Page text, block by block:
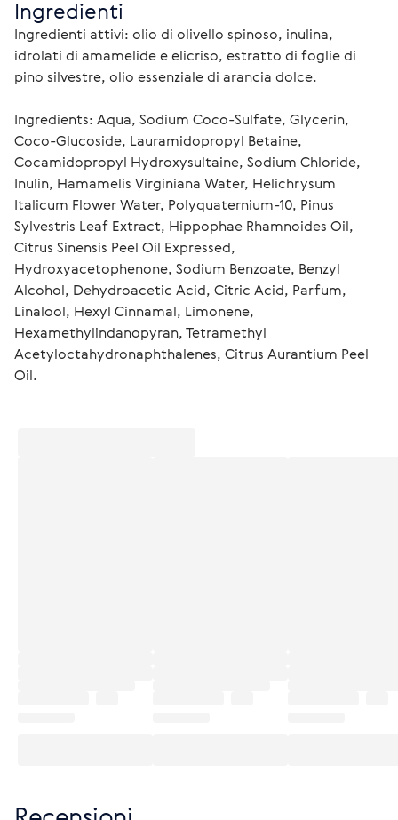
Ingredienti
Ingredienti attivi: olio di olivello spinoso, inulina,
idrolati di amamelide e elicriso, estratto di foglie di
pino silvestre, olio essenziale di arancia dolce.
Ingredients: Aqua, Sodium Coco-Sulfate, Glycerin,
Coco-Glucoside, Lauramidopropyl Betaine,
Cocamidopropyl Hydroxysultaine, Sodium Chloride,
Inulin, Hamamelis Virginiana Water, Helichrysum
Italicum Flower Water, Polyquaternium-10, Pinus
Sylvestris Leaf Extract, Hippophae Rhamnoides Oil,
Citrus Sinensis Peel Oil Expressed,
Hydroxyacetophenone, Sodium Benzoate, Benzyl
Alcohol, Dehydroacetic Acid, Citric Acid, Parfum,
Linalool, Hexyl Cinnamal, Limonene,
Hexamethylindanopyran, Tetramethyl
Acetyloctahydronaphthalenes, Citrus Aurantium Peel
Oil.